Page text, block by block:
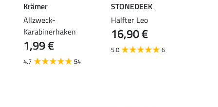
Krämer
Allzweck-
Karabinerhaken
1,99 €
4.7 54
STONEDEEK
Halfter Leo
16,90 €
5.0 6